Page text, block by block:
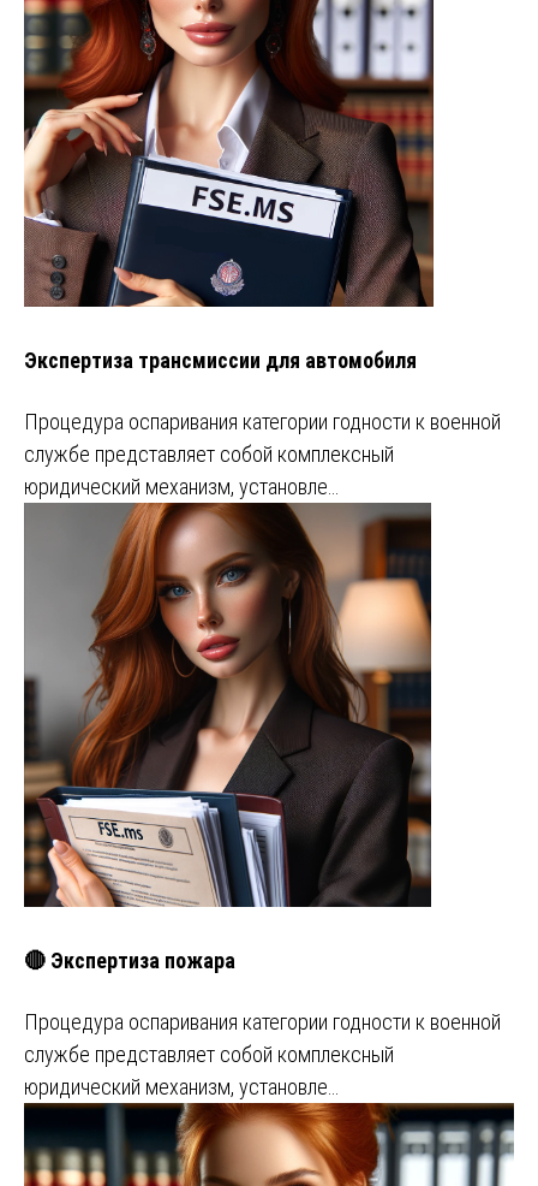
Экспертиза трансмиссии для автомобиля
Процедура оспаривания категории годности к военной
службе представляет собой комплексный
юридический механизм, установле…
🔴 Экспертиза пожара
Процедура оспаривания категории годности к военной
службе представляет собой комплексный
юридический механизм, установле…